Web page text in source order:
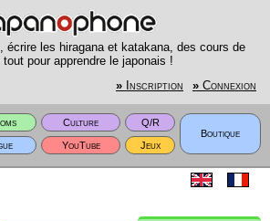
écrire les hiragana et katakana, des cours de
tout pour apprendre le japonais !
» Inscription » Connexion
Culture
Q/R
Boutique
YouTube Jeux